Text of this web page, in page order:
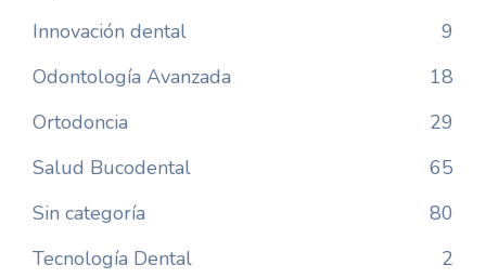
Innovación dental
9
Odontología Avanzada
18
Ortodoncia
29
Salud Bucodental
65
Sin categoría
80
Tecnología Dental
2